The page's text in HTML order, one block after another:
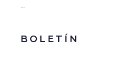
…
BOLETÍN